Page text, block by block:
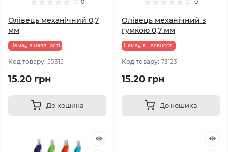
0
Олівець механічний 0,7
мм
Немає в наявності
Код товару: 55315
15.20 грн
До кошика
0
Олівець механічний з
гумкою 0,7 мм
Немає в наявності
Код товару: 73123
15.20 грн
До кошика